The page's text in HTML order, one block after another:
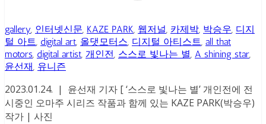
gallery, 인터넷신문, KAZE PARK, 웹저널, 카제박, 박승우, 디지
털 아트, digital art, 올댓모터스, 디지털 아티스트, all that
motors, digital artist, 개인전, 스스로 빛나는 별, A shining star,
윤선재, 유니즌
2023.01.24. | 윤선재 기자 [ ‘스스로 빛나는 별’ 개인전에 전
시중인 오마주 시리즈 작품과 함께 있는 KAZE PARK(박승우)
작가 | 사진